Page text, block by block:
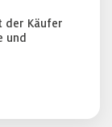
der Käufer
und